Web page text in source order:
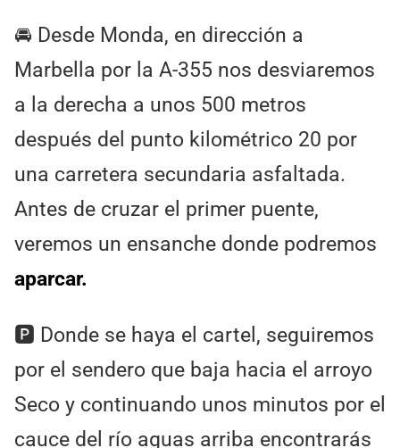
🚘 Desde Monda, en dirección a
Marbella por la A-355 nos desviaremos
a la derecha a unos 500 metros
después del punto kilométrico 20 por
una carretera secundaria asfaltada.
Antes de cruzar el primer puente,
veremos un ensanche donde podremos
aparcar.
🅿️ Donde se haya el cartel, seguiremos
por el sendero que baja hacia el arroyo
Seco y continuando unos minutos por el
cauce del río aguas arriba encontrarás